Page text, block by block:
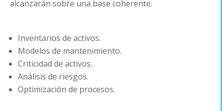
alcanzarán sobre una base coherente.
Inventarios de activos.
Modelos de mantenimiento.
Criticidad de activos.
Análisis de riesgos.
Optimización de procesos.